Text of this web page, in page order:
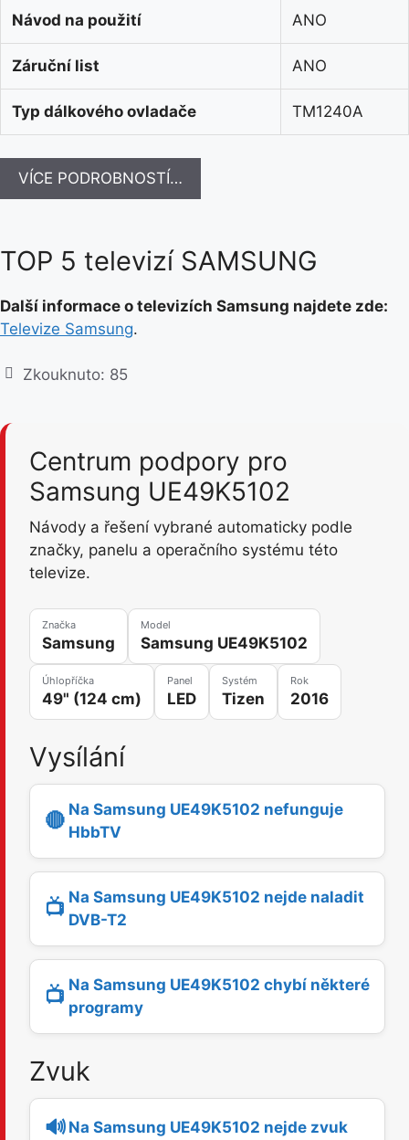
Návod na použití ANO
Záruční list ANO
Typ dálkového ovladače TM1240A
VÍCE PODROBNOSTÍ…
TOP 5 televizí SAMSUNG
Další informace o televizích Samsung najdete zde:
Televize Samsung.
Zkouknuto: 85
Centrum podpory pro
Samsung UE49K5102
Návody a řešení vybrané automaticky podle
značky, panelu a operačního systému této
televize.
Značka
Samsung
Model
Samsung UE49K5102
Úhlopříčka
49" (124 cm)
Panel
LED
Systém
Tizen
Rok
2016
Vysílání
🔴 Na Samsung UE49K5102 nefunguje
HbbTV
📺 Na Samsung UE49K5102 nejde naladit
DVB-T2
📺 Na Samsung UE49K5102 chybí některé
programy
Zvuk
🔊 Na Samsung UE49K5102 nejde zvuk